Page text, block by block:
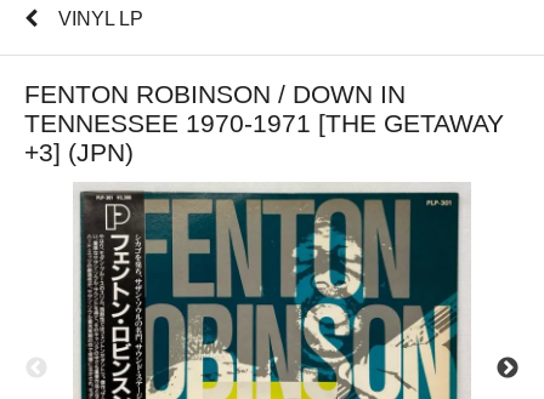
VINYL LP
FENTON ROBINSON / DOWN IN
TENNESSEE 1970-1971 [THE GETAWAY
+3] (JPN)